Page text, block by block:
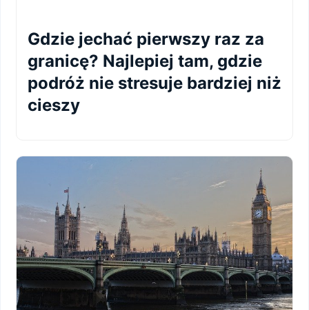
Gdzie jechać pierwszy raz za
granicę? Najlepiej tam, gdzie
podróż nie stresuje bardziej niż
cieszy